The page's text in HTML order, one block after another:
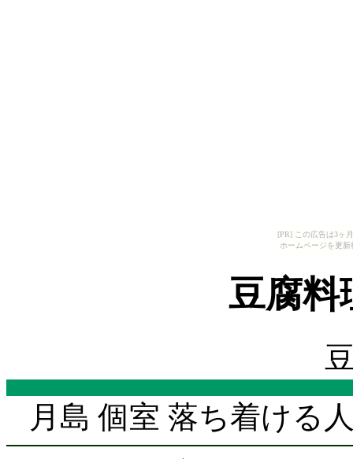
[PR] この広告は3ヶ
ホームページを更
豆腐料
月島 個室 落ち着ける